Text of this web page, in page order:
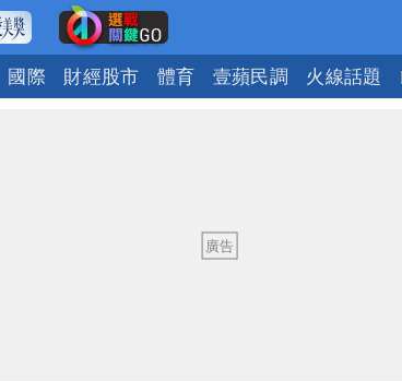
國際 財經股市 體育 壹蘋民調 火線話題